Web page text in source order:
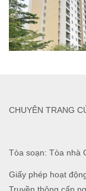
Tòa soạn: Tòa nhà
Giấy phép hoạt
Truyền thông cấp
CHUYÊN TRANG